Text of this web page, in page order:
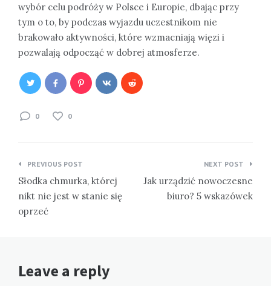
wybór celu podróży w Polsce i Europie, dbając przy
tym o to, by podczas wyjazdu uczestnikom nie
brakowało aktywności, które wzmacniają więzi i
pozwalają odpocząć w dobrej atmosferze.
0 0
Nawigacja
wpisu
PREVIOUS POST
Słodka chmurka, której
nikt nie jest w stanie się
oprzeć
NEXT POST
Jak urządzić nowoczesne
biuro? 5 wskazówek
Leave a reply